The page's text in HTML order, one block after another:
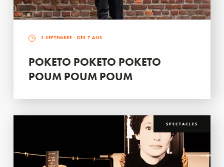
2 SEPTEMBRE - DÈS 7 ANS
POKETO POKETO POKETO
POUM POUM POUM
SPECTACLES